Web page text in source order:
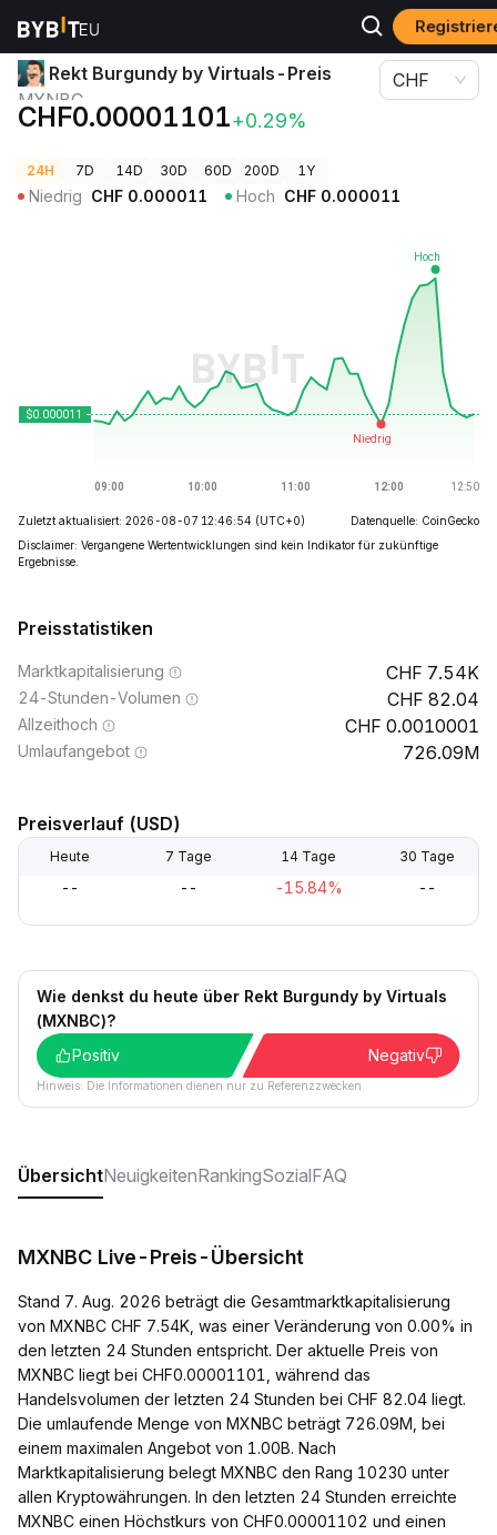
Krypto-Preise Rekt Burgundy by Virtuals-Preis MXNBC
Rekt Burgundy by Virtuals-Preis
MXNBC
CHF0.00001101+0.29%
CHF
24H 7D 14D 30D 60D 200D 1Y
Niedrig CHF 0.000011 Hoch CHF 0.000011
Zuletzt aktualisiert: 2026-08-07 12:46:54 (UTC+0)
Datenquelle: CoinGecko
Disclaimer: Vergangene Wertentwicklungen sind kein Indikator für zukünftige
Ergebnisse.
Preisstatistiken
Marktkapitalisierung 7.54K
24-Stunden-Volumen 82.04
Allzeithoch 0.0010001
Umlaufangebot 726.09M
Preisverlauf (USD)
Heute 7 Tage 14 Tage 30 Tage
-- -- -15.84% --
Wie denkst du heute über Rekt Burgundy by Virtuals
(MXNBC)?
Positiv
Negativ
Hinweis: Die Informationen dienen nur zu Referenzzwecken.
ÜbersichtNeuigkeitenRankingSozialFAQ
MXNBC Live-Preis-Übersicht
Stand 7. Aug. 2026 beträgt die Gesamtmarktkapitalisierung
von MXNBC CHF 7.54K, was einer Veränderung von 0.00% in
den letzten 24 Stunden entspricht. Der aktuelle Preis von
MXNBC liegt bei CHF0.00001101, während das
Handelsvolumen der letzten 24 Stunden bei CHF 82.04 liegt.
Die umlaufende Menge von MXNBC beträgt 726.09M, bei
einem maximalen Angebot von 1.00B. Nach
Marktkapitalisierung belegt MXNBC den Rang 10230 unter
allen Kryptowährungen. In den letzten 24 Stunden erreichte
MXNBC einen Höchstkurs von CHF0.00001102 und einen